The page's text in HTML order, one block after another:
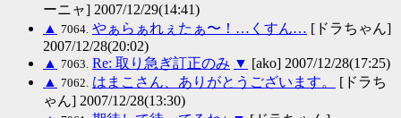
ーニャ] 2007/12/29(14:41)
▲ 7064. やぁらぁれぇたぁ〜！…くすん… [ドラちゃん]
2007/12/28(20:02)
▲ 7063. Re: 取り急ぎ訂正のみ ▼ [ako] 2007/12/28(17:25)
▲ 7062. はまこさん、ありがとうございます。
[ドラち
ゃん] 2007/12/28(13:30)